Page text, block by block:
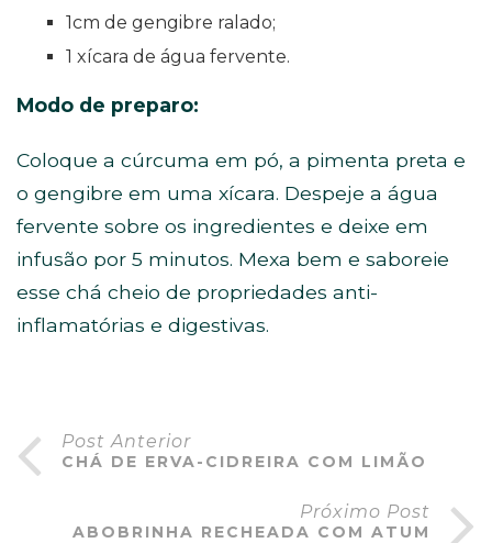
1cm de gengibre ralado;
1 xícara de água fervente.
Modo de preparo:
Coloque a cúrcuma em pó, a pimenta preta e
o gengibre em uma xícara. Despeje a água
fervente sobre os ingredientes e deixe em
infusão por 5 minutos. Mexa bem e saboreie
esse chá cheio de propriedades anti-
inflamatórias e digestivas.
Post Anterior
CHÁ DE ERVA-CIDREIRA COM LIMÃO
Próximo Post
ABOBRINHA RECHEADA COM ATUM